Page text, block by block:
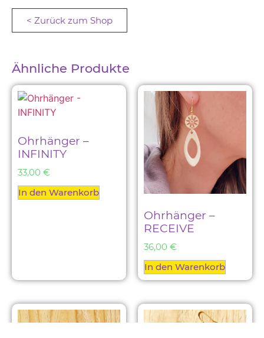
< Zurück zum Shop
Ähnliche Produkte
Ohrhänger –
INFINITY
33,00 €
In den Warenkorb
Ohrhänger –
RECEIVE
36,00 €
In den Warenkorb